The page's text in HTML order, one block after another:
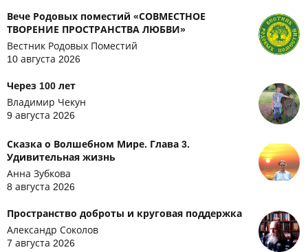
Вече Родовых поместий «СОВМЕСТНОЕ
ТВОРЕНИЕ ПРОСТРАНСТВА ЛЮБВИ»
Вестник Родовых Поместий
10 августа 2026
Через 100 лет
Владимир Чекун
9 августа 2026
Сказка о Волшебном Мире. Глава 3.
Удивительная жизнь
Анна Зубкова
8 августа 2026
Пространство доброты и круговая поддержка
Александр Соколов
7 августа 2026